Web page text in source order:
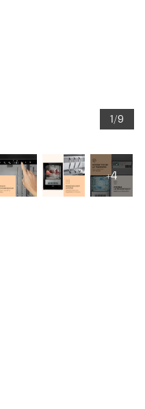
1/9
+4